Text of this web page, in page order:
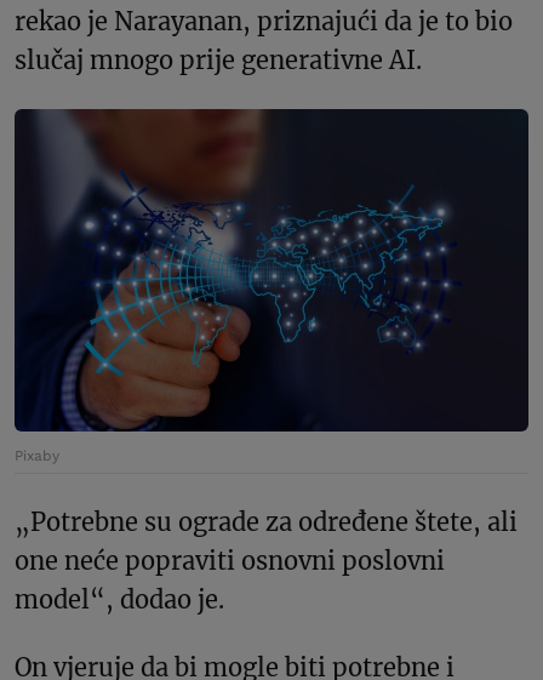
rekao je Narayanan, priznajući da je to bio
slučaj mnogo prije generativne AI.
Pixaby
„Potrebne su ograde za određene štete, ali
one neće popraviti osnovni poslovni
model“, dodao je.
On vjeruje da bi mogle biti potrebne i